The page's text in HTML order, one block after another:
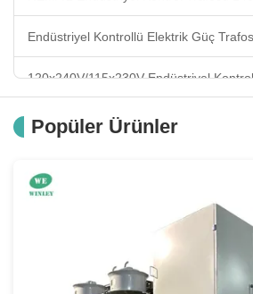
Endüstriyel Kontrol Epoksi Kapsüllü Trafo
Popüler Ürünler